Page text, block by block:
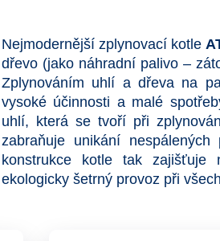
Nejmodernější zplynovací kotle
dřevo (jako náhradní palivo –
Zplynováním uhlí a dřeva na
vysoké účinnosti a malé
uhlí, která se tvoří při
zabraňuje unikání
konstrukce kotle tak zajišťuje
ekologicky šetrný provoz při